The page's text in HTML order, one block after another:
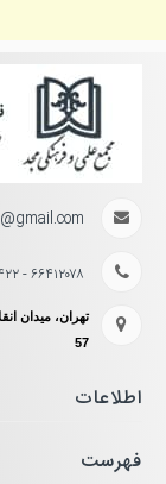
۶۶۴۱۲۰۷۸ - ۶۶۴۰۹۴۲۲ - ۶۶۴۹۵۰۳۴
تهران، میدان
57
اطلاعات
فهرست